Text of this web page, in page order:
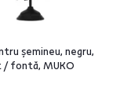
şemineu, negru,
fontă, MUKO